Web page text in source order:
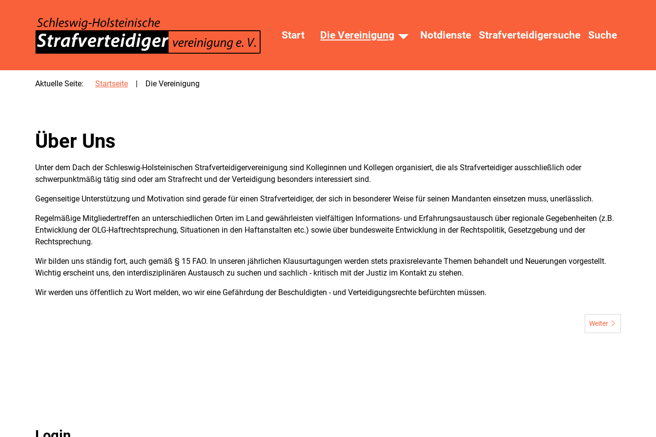
SKIP TO MAIN CONTENT
Start
Die Vereinigung Notdienste Strafverteidigersuche Suche
Aktuelle Seite: Startseite Die Vereinigung
Über Uns
Unter dem Dach der Schleswig-Holsteinischen Strafverteidigervereinigung sind Kolleginnen und Kollegen organisiert, die als Strafverteidiger ausschließlich oder
schwerpunktmäßig tätig sind oder am Strafrecht und der Verteidigung besonders interessiert sind.
Gegenseitige Unterstützung und Motivation sind gerade für einen Strafverteidiger, der sich in besonderer Weise für seinen Mandanten einsetzen muss, unerlässlich.
Regelmäßige Mitgliedertreffen an unterschiedlichen Orten im Land gewährleisten vielfältigen Informations- und Erfahrungsaustausch über regionale Gegebenheiten (z.B.
Entwicklung der OLG-Haftrechtsprechung, Situationen in den Haftanstalten etc.) sowie über bundesweite Entwicklung in der Rechtspolitik, Gesetzgebung und der
Rechtsprechung.
Wir bilden uns ständig fort, auch gemäß § 15 FAO. In unseren jährlichen Klausurtagungen werden stets praxisrelevante Themen behandelt und Neuerungen vorgestellt.
Wichtig erscheint uns, den interdisziplinären Austausch zu suchen und sachlich - kritisch mit der Justiz im Kontakt zu stehen.
Wir werden uns öffentlich zu Wort melden, wo wir eine Gefährdung der Beschuldigten - und Verteidigungsrechte befürchten müssen.
Nächster Beitrag:
Weiter